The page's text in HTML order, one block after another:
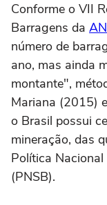
Conforme o VII
Barragens da
número de
ano, mas ainda
montante",
Mariana (2015)
o Brasil possui
mineração, das
Política
(PNSB).